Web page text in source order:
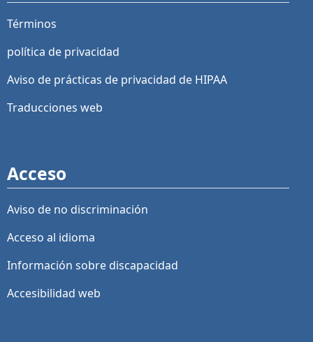
Términos
política de privacidad
Aviso de prácticas de privacidad de HIPAA
Traducciones web
Acceso
Aviso de no discriminación
Acceso al idioma
Información sobre discapacidad
Accesibilidad web